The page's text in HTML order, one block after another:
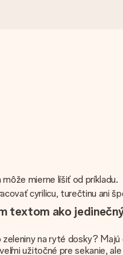
mierne líšiť od príkladu.
cyrilicu, turečtinu ani
textom ako
na ryté dosky?
užitočné pre sekanie,